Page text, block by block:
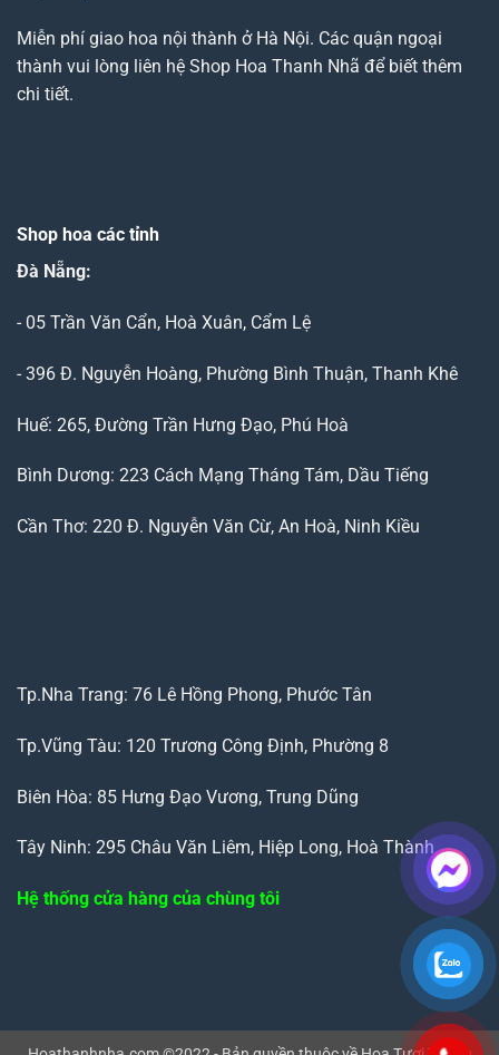
Miễn phí giao hoa nội thành ở Hà Nội. Các quận ngoại
thành vui lòng liên hệ Shop Hoa Thanh Nhã để biết thêm
chi tiết.
Shop hoa các tỉnh
Đà Nẵng:
- 05 Trần Văn Cẩn, Hoà Xuân, Cẩm Lệ
- 396 Đ. Nguyễn Hoàng, Phường Bình Thuận, Thanh Khê
Huế: 265, Đường Trần Hưng Đạo, Phú Hoà
Bình Dương: 223 Cách Mạng Tháng Tám, Dầu Tiếng
Cần Thơ: 220 Đ. Nguyễn Văn Cừ, An Hoà, Ninh Kiều
Tp.Nha Trang: 76 Lê Hồng Phong, Phước Tân
Tp.Vũng Tàu: 120 Trương Công Định, Phường 8
Biên Hòa: 85 Hưng Đạo Vương, Trung Dũng
Tây Ninh: 295 Châu Văn Liêm, Hiệp Long, Hoà Thành
Hệ thống cửa hàng của chùng tôi